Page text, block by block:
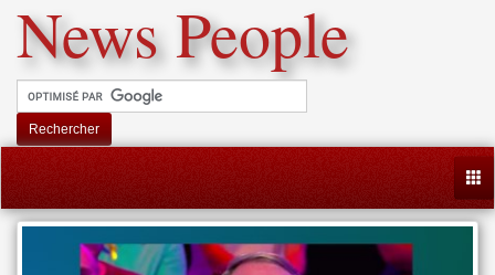
News People
Rechercher